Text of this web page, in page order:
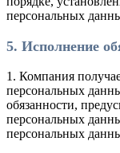
персональных
5. Исполнение
1. Компания
персональных
обязанности,
персональных
персональных